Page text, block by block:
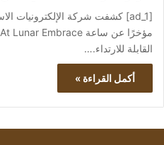
القابلة للارتداء.…
أكمل القراءة »